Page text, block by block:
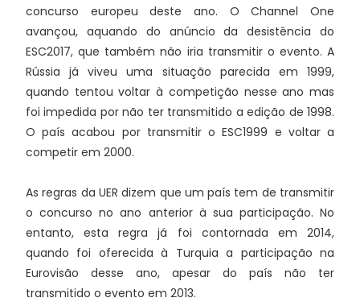
concurso europeu deste ano. O Channel One
avançou, aquando do anúncio da desistência do
ESC2017, que também não iria transmitir o evento. A
Rússia já viveu uma situação parecida em 1999,
quando tentou voltar à competição nesse ano mas
foi impedida por não ter transmitido a edição de 1998.
O país acabou por transmitir o ESC1999 e voltar a
competir em 2000.
As regras da UER dizem que um país tem de transmitir
o concurso no ano anterior à sua participação. No
entanto, esta regra já foi contornada em 2014,
quando foi oferecida à Turquia a participação na
Eurovisão desse ano, apesar do país não ter
transmitido o evento em 2013.